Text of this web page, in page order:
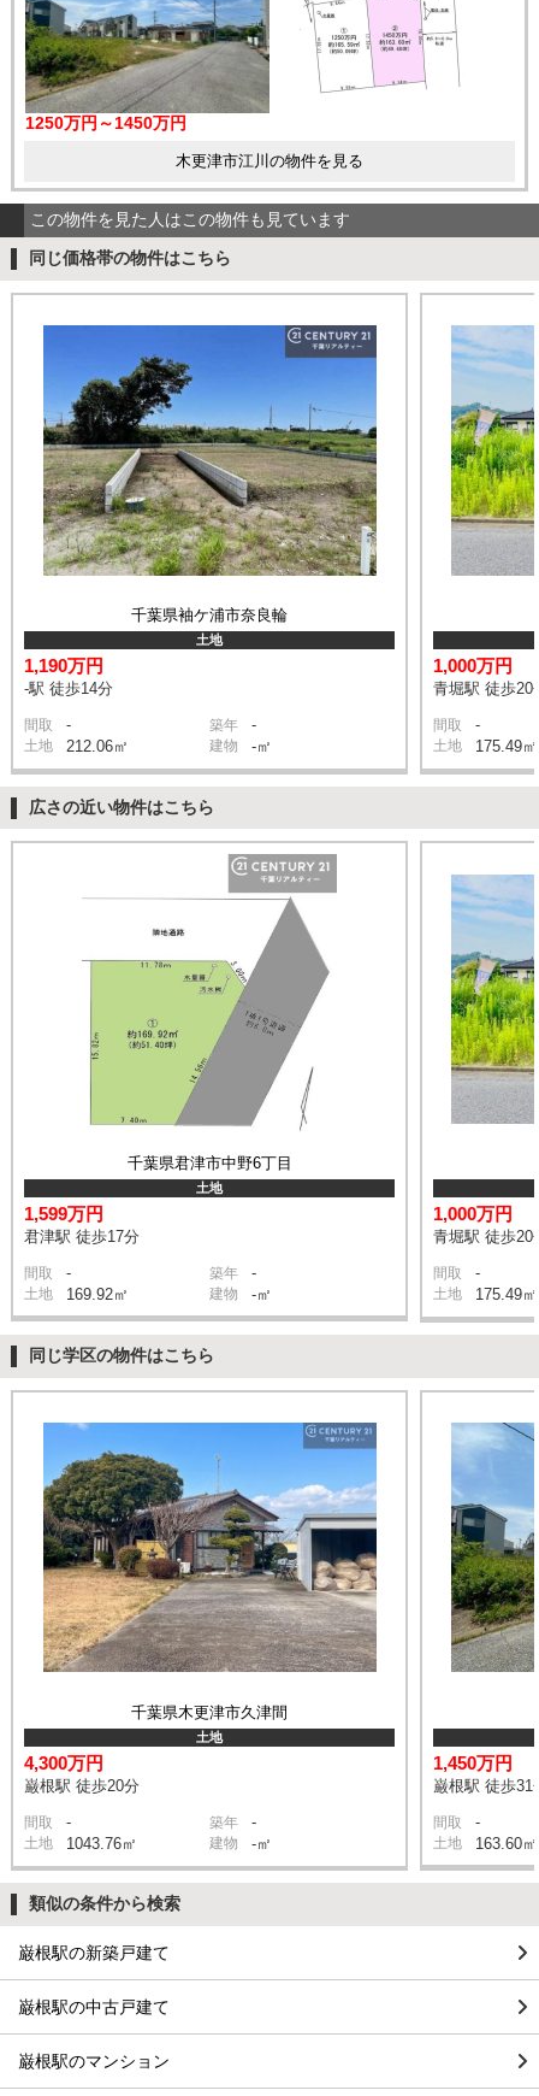
1250万円～1450万円
木更津市江川の物件を見る
この物件を見た人はこの物件も見ています
同じ価格帯の物件はこちら
千葉県袖ケ浦市奈良輪
土地
1,190万円
-駅 徒歩14分
間取 - 築年 -
土地 212.06㎡ 建物 -㎡
1,000万円
青堀駅 徒歩20
間取 -
土地 175.49㎡
広さの近い物件はこちら
千葉県君津市中野6丁目
土地
1,599万円
君津駅 徒歩17分
間取 - 築年 -
土地 169.92㎡ 建物 -㎡
1,000万円
青堀駅 徒歩20
間取 -
土地 175.49㎡
同じ学区の物件はこちら
千葉県木更津市久津間
土地
4,300万円
巌根駅 徒歩20分
間取 - 築年 -
土地 1043.76㎡ 建物 -㎡
1,450万円
巌根駅 徒歩31
間取 -
土地 163.60㎡
類似の条件から検索
巌根駅の新築戸建て
巌根駅の中古戸建て
巌根駅のマンション